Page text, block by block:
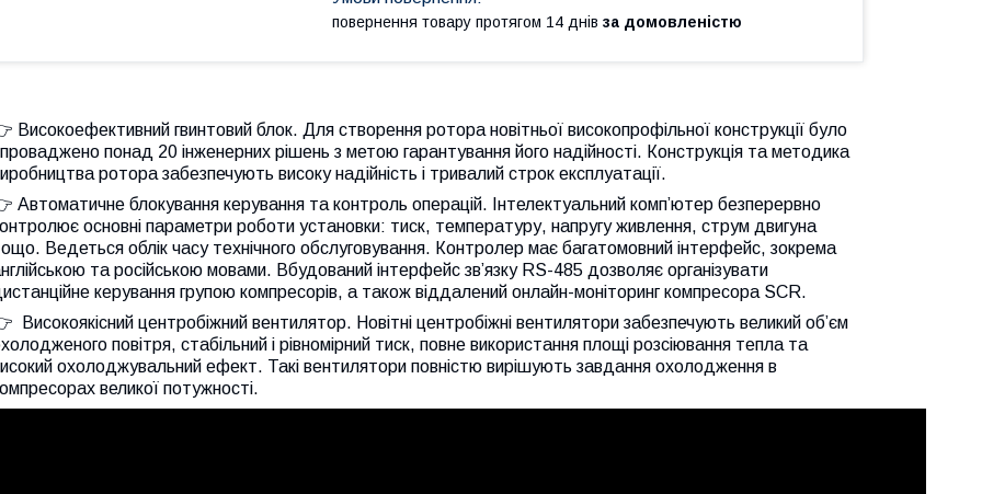
повернення товару протягом 14 днів за домовленістю
Високоефективний гвинтовий блок. Для створення ротора новітньої високопрофільної конструкції було
понад 20 інженерних рішень з метою гарантування його надійності. Конструкція та методика
ротора забезпечують високу надійність і тривалий строк експлуатації.
Автоматичне блокування керування та контроль операцій. Інтелектуальний комп’ютер безперервно
основні параметри роботи установки: тиск, температуру, напругу живлення, струм двигуна
Ведеться облік часу технічного обслуговування. Контролер має багатомовний інтерфейс, зокрема
та російською мовами. Вбудований інтерфейс зв’язку RS-485 дозволяє організувати
керування групою компресорів, а також віддалений онлайн-моніторинг компресора SCR.
Високоякісний центробіжний вентилятор. Новітні центробіжні вентилятори забезпечують великий об’єм
повітря, стабільний і рівномірний тиск, повне використання площі розсіювання тепла та
охолоджувальний ефект. Такі вентилятори повністю вирішують завдання охолодження в
великої потужності.